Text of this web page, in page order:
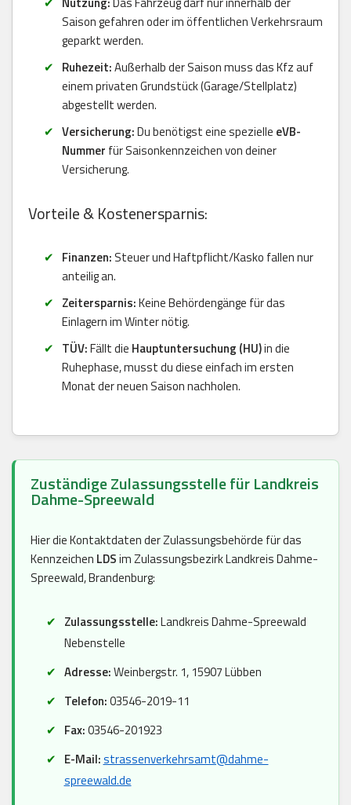
Saison gefahren oder im öffentlichen Verkehrsraum
geparkt werden.
Ruhezeit:Außerhalb der Saison muss das Kfz auf
einem privaten Grundstück (Garage/Stellplatz)
abgestellt werden.
Versicherung:Du benötigst eine spezielle eVB-
Nummer für Saisonkennzeichen von deiner
Versicherung.
Vorteile & Kostenersparnis:
Finanzen: Steuer und Haftpflicht/Kasko fallen nur
anteilig an.
Zeitersparnis:Keine Behördengänge für das
Einlagern im Winter nötig.
TÜV:Fällt die Hauptuntersuchung (HU)in die
Ruhephase, musst du diese einfach im ersten
Monat der neuen Saison nachholen.
Zuständige Zulassungsstelle für Landkreis
Dahme-Spreewald
Hier die Kontaktdaten der Zulassungsbehörde für das
Kennzeichen LDSim Zulassungsbezirk Landkreis Dahme-
Spreewald, Brandenburg:
Zulassungsstelle:Landkreis Dahme-Spreewald
Nebenstelle
Adresse:Weinbergstr. 1, 15907 Lübben
Telefon:03546-2019-11
Fax:03546-201923
E-Mail:strassenverkehrsamt@dahme-
spreewald.de